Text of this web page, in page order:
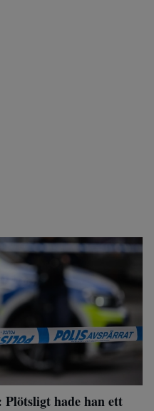
hade han ett